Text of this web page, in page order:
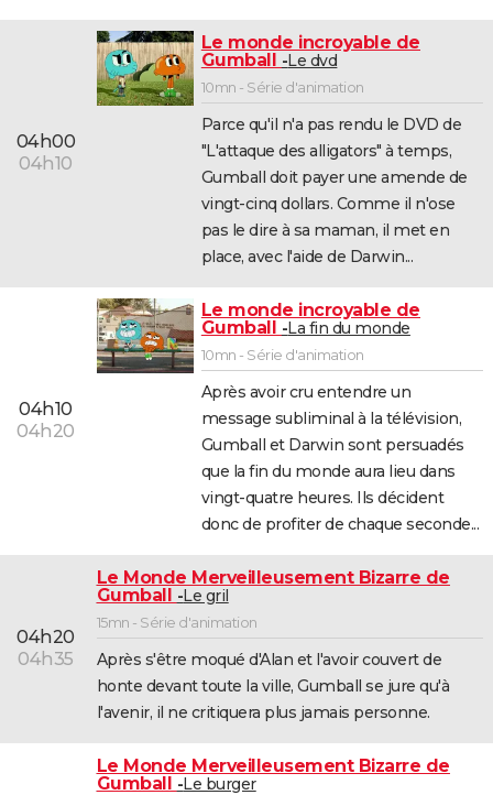
04h00
04h10
Le monde incroyable de
Gumball
Le dvd
10mn - Série d'animation
Parce qu'il n'a pas rendu le DVD de
"L'attaque des alligators" à temps,
Gumball doit payer une amende de
vingt-cinq dollars. Comme il n'ose
pas le dire à sa maman, il met en
place, avec l'aide de Darwin...
04h10
04h20
Le monde incroyable de
Gumball
La fin du monde
10mn - Série d'animation
Après avoir cru entendre un
message subliminal à la télévision,
Gumball et Darwin sont persuadés
que la fin du monde aura lieu dans
vingt-quatre heures. Ils décident
donc de profiter de chaque seconde...
04h20
04h35
Le Monde Merveilleusement Bizarre de
Gumball
Le gril
15mn - Série d'animation
Après s'être moqué d'Alan et l'avoir couvert de
honte devant toute la ville, Gumball se jure qu'à
l'avenir, il ne critiquera plus jamais personne.
Le Monde Merveilleusement Bizarre de
Gumball
Le burger